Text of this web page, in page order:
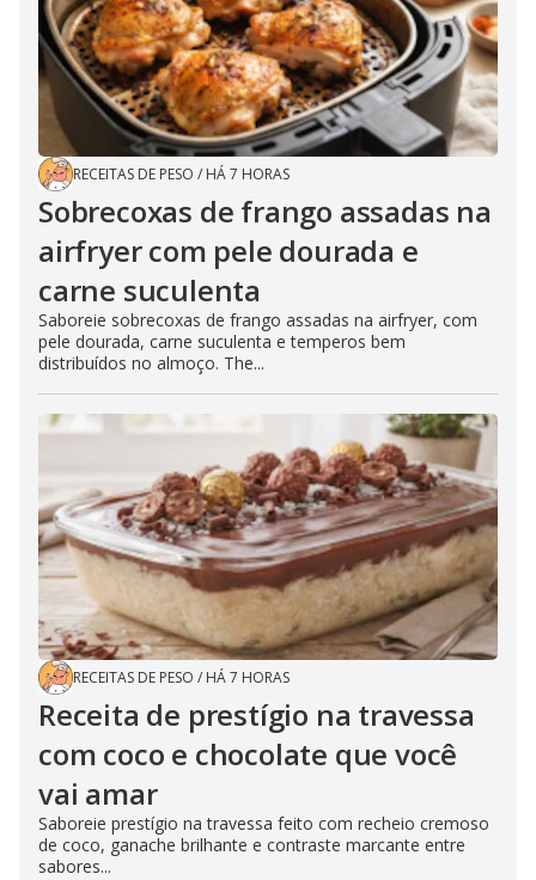
RECEITAS DE PESO / HÁ 7 HORAS
Sobrecoxas de frango assadas na
airfryer com pele dourada e
carne suculenta
Saboreie sobrecoxas de frango assadas na airfryer, com
pele dourada, carne suculenta e temperos bem
distribuídos no almoço. The...
RECEITAS DE PESO / HÁ 7 HORAS
Receita de prestígio na travessa
com coco e chocolate que você
vai amar
Saboreie prestígio na travessa feito com recheio cremoso
de coco, ganache brilhante e contraste marcante entre
sabores...